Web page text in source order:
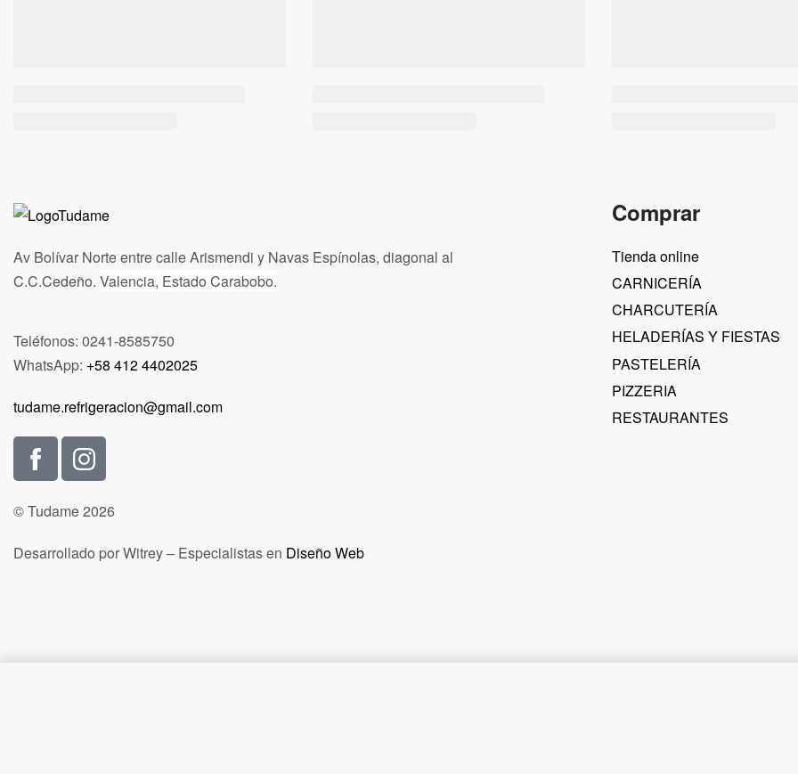
Av Bolívar Norte entre calle Arismendi y Navas Espínolas, diagonal al
C.C.Cedeño. Valencia, Estado Carabobo.
Teléfonos: 0241-8585750
WhatsApp: +58 412 4402025
tudame.refrigeracion@gmail.com
© Tudame 2026
Desarrollado por Witrey – Especialistas en Diseño Web
Comprar
Tienda online
CARNICERÍA
CHARCUTERÍA
HELADERÍAS Y FIESTAS
PASTELERÍA
PIZZERIA
RESTAURANTES